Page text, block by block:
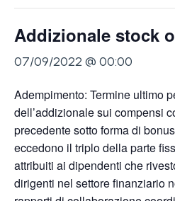
Addizionale stock
07/09/2022 @ 00:00
Adempimento: Termine ultimo
dell’addizionale sui compensi
precedente sotto forma di
eccedono il triplo della parte
attribuiti ai dipendenti che
dirigenti nel settore finanziario